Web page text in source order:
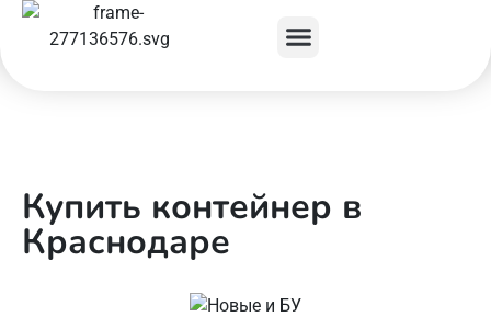
Купить контейнер в
Краснодаре